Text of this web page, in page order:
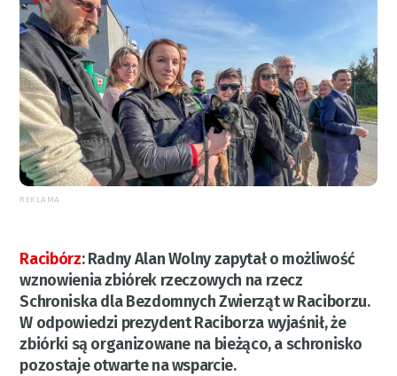
REKLAMA
Racibórz:Radny Alan Wolny zapytał o możliwość
wznowienia zbiórek rzeczowych na rzecz
Schroniska dla Bezdomnych Zwierząt w Raciborzu.
W odpowiedzi prezydent Raciborza wyjaśnił, że
zbiórki są organizowane na bieżąco, a schronisko
pozostaje otwarte na wsparcie.